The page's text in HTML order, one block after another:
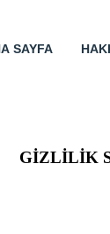
SAYFA
GİZLİLİK